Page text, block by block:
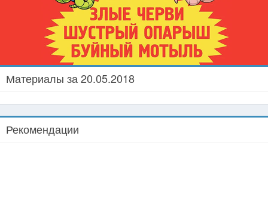
Материалы за 20.05.2018
Рекомендации